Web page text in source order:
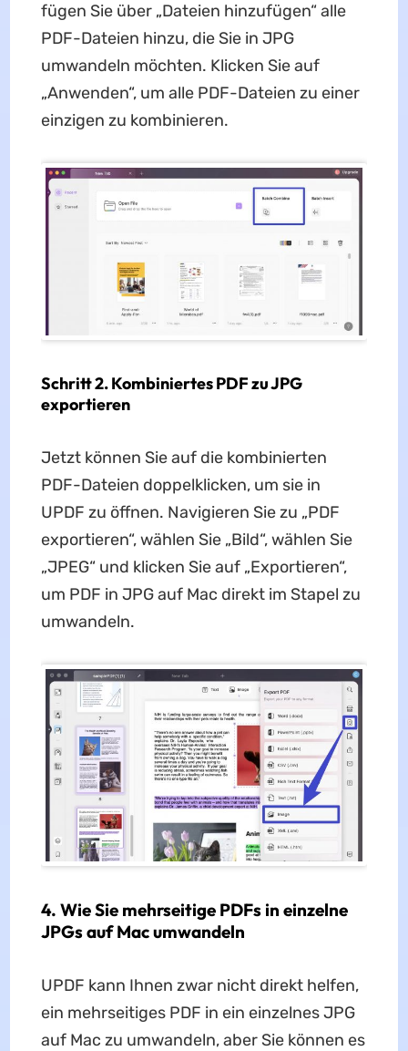
fügen Sie über „Dateien hinzufügen“ alle
PDF-Dateien hinzu, die Sie in JPG
umwandeln möchten. Klicken Sie auf
„Anwenden“, um alle PDF-Dateien zu einer
einzigen zu kombinieren.
Schritt 2. Kombiniertes PDF zu JPG
exportieren
Jetzt können Sie auf die kombinierten
PDF-Dateien doppelklicken, um sie in
UPDF zu öffnen. Navigieren Sie zu „PDF
exportieren“, wählen Sie „Bild“, wählen Sie
„JPEG“ und klicken Sie auf „Exportieren“,
um PDF in JPG auf Mac direkt im Stapel zu
umwandeln.
4. Wie Sie mehrseitige PDFs in einzelne
JPGs auf Mac umwandeln
UPDF kann Ihnen zwar nicht direkt helfen,
ein mehrseitiges PDF in ein einzelnes JPG
auf Mac zu umwandeln, aber Sie können es